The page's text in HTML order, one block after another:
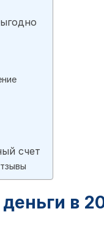
счет
в